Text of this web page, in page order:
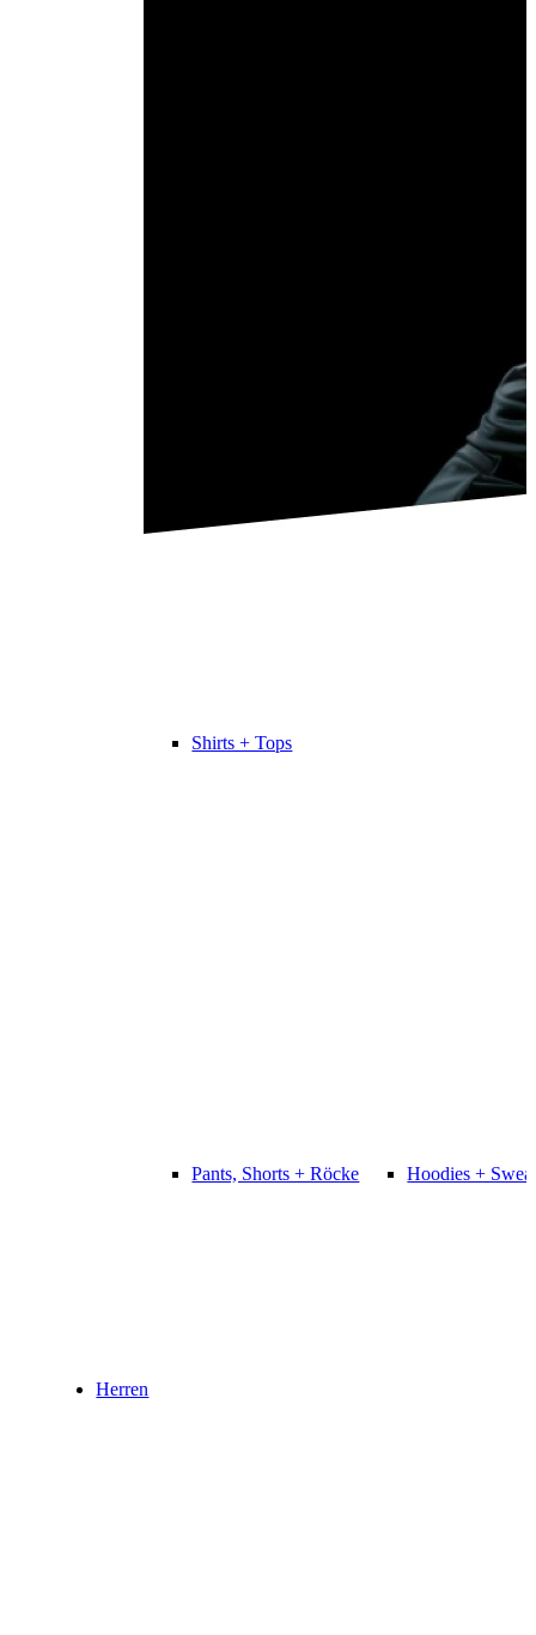
Shirts + Tops
Pants, Shorts + Röcke Hoodies +
Herren